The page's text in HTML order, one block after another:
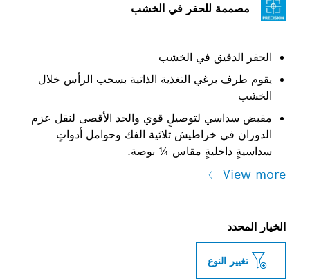
للحفر في الخشب
في الخشب
التغذية الذاتية بسحب الرأس خلال
لتوصيلٍ قوي والحد الأقصى لنقل عزم
خراطيش ثلاثية الفك وحوامل أدواتٍ
مقاس ¼ بوصة.